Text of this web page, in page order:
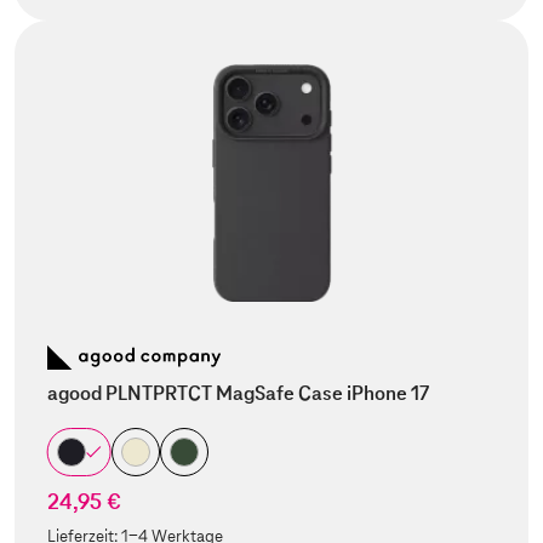
agood PLNTPRTCT MagSafe Case iPhone 17
24,95 €
Lieferzeit:1-4 Werktage